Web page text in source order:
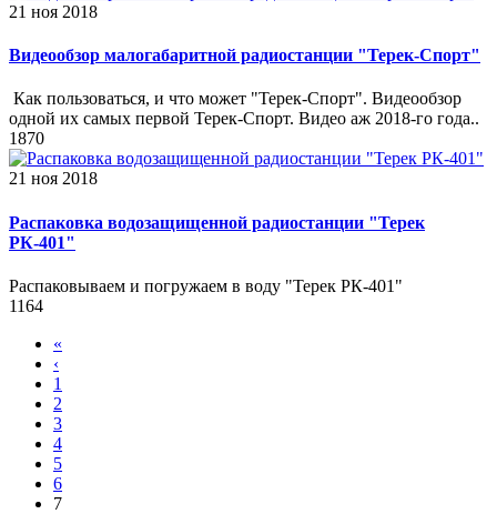
21 ноя 2018
Видеообзор малогабаритной радиостанции "Терек-Спорт"
Как пользоваться, и что может "Терек-Спорт". Видеообзор
одной их самых первой Терек-Спорт. Видео аж 2018-го года..
1870
21 ноя 2018
Распаковка водозащищенной радиостанции "Терек
РК-401"
Распаковываем и погружаем в воду "Терек РК-401"
1164
«
‹
1
2
3
4
5
6
7